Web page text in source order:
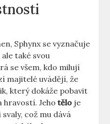
Sphynx se vyznačuje
také svou
se všem, kdo milují
majitelé uvádějí, že
který dokáže pobavit
hravostí. Jehotělo je
což mu dává